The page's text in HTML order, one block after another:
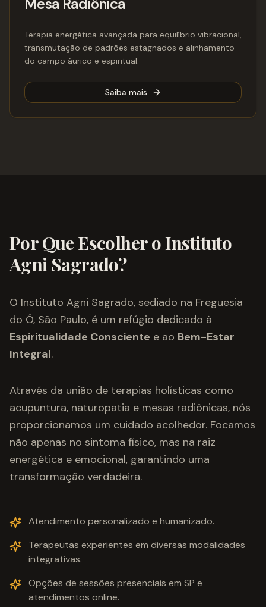
Mesa Radiônica
Terapia energética avançada para equilíbrio vibracional,
transmutação de padrões estagnados e alinhamento
do campo áurico e espiritual.
Saiba mais
Por Que Escolher o Instituto
Agni Sagrado?
O Instituto Agni Sagrado, sediado na Freguesia
do Ó, São Paulo, é um refúgio dedicado à
Espiritualidade Consciente e ao Bem-Estar
Integral.
Através da união de terapias holísticas como
acupuntura, naturopatia e mesas radiônicas, nós
proporcionamos um cuidado acolhedor. Focamos
não apenas no sintoma físico, mas na raiz
energética e emocional, garantindo uma
transformação verdadeira.
Atendimento personalizado e humanizado.
Terapeutas experientes em diversas modalidades
integrativas.
Opções de sessões presenciais em SP e
atendimentos online.